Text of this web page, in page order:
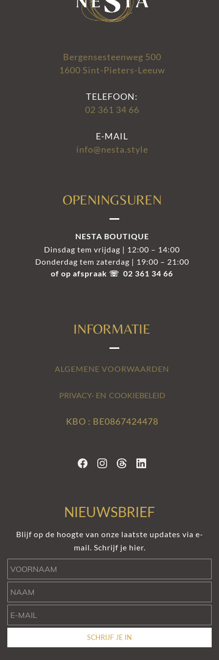
Bergensesteenweg 500
1600 Sint-Pieters-Leeuw
TELEFOON:
02 361 34 66
E-MAIL
info@nesta.style
OPENINGSUREN
NESTA BOUTIQUE
Dinsdag tem vrijdag | 12:00 – 14:00
Donderdag tem zaterdag | 19:00 – 21:00
of op afspraak ☏ 02 361 34 66
INFORMATIE
ALGEMENE VOORWAARDEN
PRIVACY- EN COOKIEBELEID
KBO : BE0867424478
NIEUWSBRIEF
Blijf op de hoogte van onze laatste updates via e-
mail. Schrijf je hier.
SCHRIJF JE IN